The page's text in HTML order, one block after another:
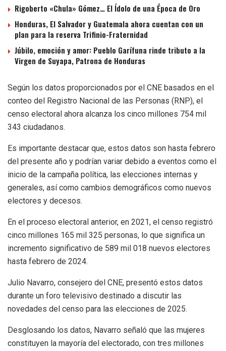
Rigoberto «Chula» Gómez… El Ídolo de una Época de Oro
Honduras, El Salvador y Guatemala ahora cuentan con un
plan para la reserva Trifinio-Fraternidad
Júbilo, emoción y amor: Pueblo Garífuna rinde tributo a la
Virgen de Suyapa, Patrona de Honduras
Según los datos proporcionados por el CNE basados en el
conteo del Registro Nacional de las Personas (RNP), el
censo electoral ahora alcanza los cinco millones 754 mil
343 ciudadanos.
Es importante destacar que, estos datos son hasta febrero
del presente año y podrían variar debido a eventos como el
inicio de la campaña política, las elecciones internas y
generales, así como cambios demográficos como nuevos
electores y decesos.
En el proceso electoral anterior, en 2021, el censo registró
cinco millones 165 mil 325 personas, lo que significa un
incremento significativo de 589 mil 018 nuevos electores
hasta febrero de 2024.
Julio Navarro, consejero del CNE, presentó estos datos
durante un foro televisivo destinado a discutir las
novedades del censo para las elecciones de 2025.
Desglosando los datos, Navarro señaló que las mujeres
constituyen la mayoría del electorado, con tres millones